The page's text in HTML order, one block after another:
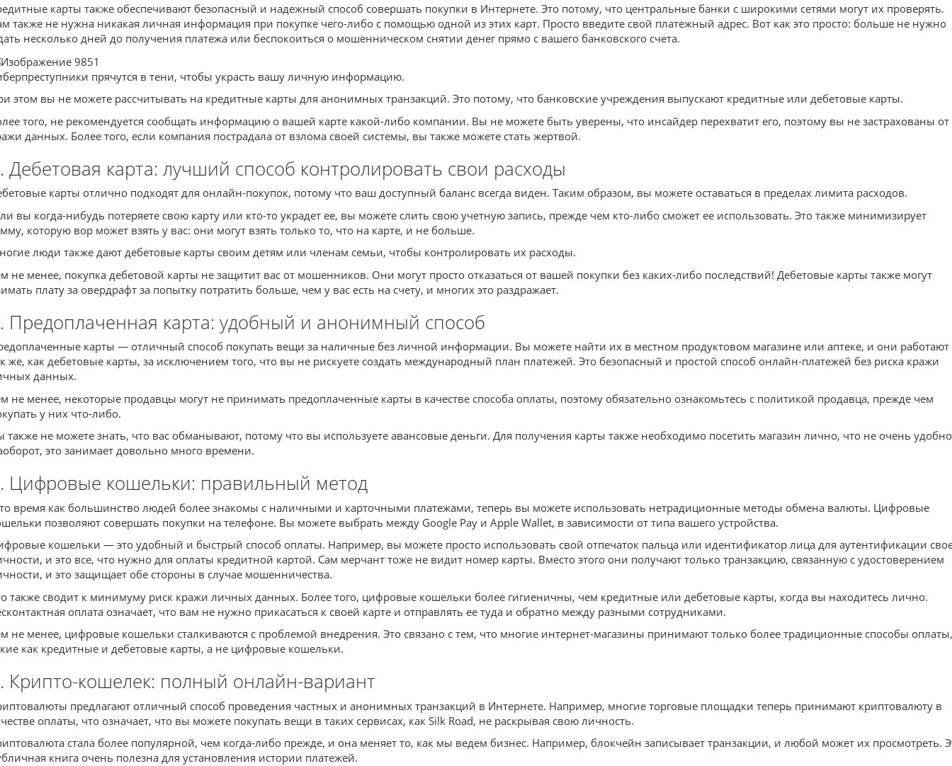
карты также обеспечивают безопасный и надежный способ совершать покупки в Интернете. Это потому, что центральные банки с широкими сетями могут их проверять.
также не нужна никакая личная информация при покупке чего-либо с помощью одной из этих карт. Просто введите свой платежный адрес. Вот как это просто: больше не нужно
несколько дней до получения платежа или беспокоиться о мошенническом снятии денег прямо с вашего банковского счета.
прячутся в тени, чтобы украсть вашу личную информацию.
этом вы не можете рассчитывать на кредитные карты для анонимных транзакций. Это потому, что банковские учреждения выпускают кредитные или дебетовые карты.
того, не рекомендуется сообщать информацию о вашей карте какой-либо компании. Вы не можете быть уверены, что инсайдер перехватит его, поэтому вы не застрахованы от
данных. Более того, если компания пострадала от взлома своей системы, вы также можете стать жертвой.
Дебетовая карта: лучший способ контролировать свои расходы
карты отлично подходят для онлайн-покупок, потому что ваш доступный баланс всегда виден. Таким образом, вы можете оставаться в пределах лимита расходов.
вы когда-нибудь потеряете свою карту или кто-то украдет ее, вы можете слить свою учетную запись, прежде чем кто-либо сможет ее использовать. Это также минимизирует
которую вор может взять у вас: они могут взять только то, что на карте, и не больше.
люди также дают дебетовые карты своим детям или членам семьи, чтобы контролировать их расходы.
не менее, покупка дебетовой карты не защитит вас от мошенников. Они могут просто отказаться от вашей покупки без каких-либо последствий! Дебетовые карты также могут
плату за овердрафт за попытку потратить больше, чем у вас есть на счету, и многих это раздражает.
Предоплаченная карта: удобный и анонимный способ
карты — отличный способ покупать вещи за наличные без личной информации. Вы можете найти их в местном продуктовом магазине или аптеке, и они работают
же, как дебетовые карты, за исключением того, что вы не рискуете создать международный план платежей. Это безопасный и простой способ онлайн-платежей без риска кражи
данных.
не менее, некоторые продавцы могут не принимать предоплаченные карты в качестве способа оплаты, поэтому обязательно ознакомьтесь с политикой продавца, прежде чем
у них что-либо.
также не можете знать, что вас обманывают, потому что вы используете авансовые деньги. Для получения карты также необходимо посетить магазин лично, что не очень
это занимает довольно много времени.
Цифровые кошельки: правильный метод
время как большинство людей более знакомы с наличными и карточными платежами, теперь вы можете использовать нетрадиционные методы обмена валюты. Цифровые
позволяют совершать покупки на телефоне. Вы можете выбрать между Google Pay и Apple Wallet, в зависимости от типа вашего устройства.
кошельки — это удобный и быстрый способ оплаты. Например, вы можете просто использовать свой отпечаток пальца или идентификатор лица для аутентификации
и это все, что нужно для оплаты кредитной картой. Сам мерчант тоже не видит номер карты. Вместо этого они получают только транзакцию, связанную с удостоверением
и это защищает обе стороны в случае мошенничества.
также сводит к минимуму риск кражи личных данных. Более того, цифровые кошельки более гигиеничны, чем кредитные или дебетовые карты, когда вы находитесь лично.
оплата означает, что вам не нужно прикасаться к своей карте и отправлять ее туда и обратно между разными сотрудниками.
не менее, цифровые кошельки сталкиваются с проблемой внедрения. Это связано с тем, что многие интернет-магазины принимают только более традиционные способы оплаты,
как кредитные и дебетовые карты, а не цифровые кошельки.
Крипто-кошелек: полный онлайн-вариант
предлагают отличный способ проведения частных и анонимных транзакций в Интернете. Например, многие торговые площадки теперь принимают криптовалюту в
оплаты, что означает, что вы можете покупать вещи в таких сервисах, как Silk Road, не раскрывая свою личность.
стала более популярной, чем когда-либо прежде, и она меняет то, как мы ведем бизнес. Например, блокчейн записывает транзакции, и любой может их просмотреть.
книга очень полезна для установления истории платежей.